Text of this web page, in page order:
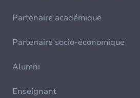
Partenaire académique
Partenaire socio-économique
Alumni
Enseignant